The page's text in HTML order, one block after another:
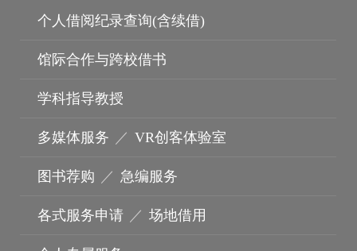
个人借阅纪录查询(含续借)
馆际合作与跨校借书
学科指导教授
多媒体服务 ／ VR创客体验室
图书荐购 ／ 急编服务
各式服务申请 ／ 场地借用